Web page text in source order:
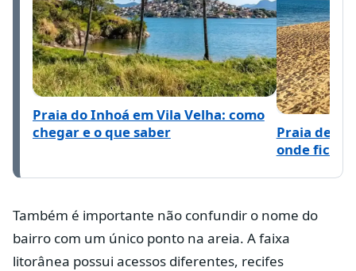
Praia do Inhoá em Vila Velha: como
chegar e o que saber
Praia de
onde fica,
Também é importante não confundir o nome do
bairro com um único ponto na areia. A faixa
litorânea possui acessos diferentes, recifes